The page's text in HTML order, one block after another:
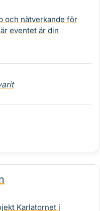
och nätverkande för
eventet är din
Karlatornet i